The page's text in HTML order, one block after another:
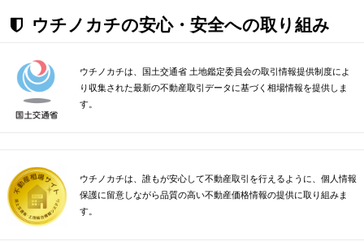
ウチノカチの安心・安全への取り組み
ウチノカチは、国土交通省 土地鑑定委員会の取引情報提供制度によ
り収集された最新の不動産取引データに基づく相場情報を提供しま
す。
ウチノカチは、誰もが安心して不動産取引を行えるように、個人情報
保護に留意しながら品質の高い不動産価格情報の提供に取り組みま
す。